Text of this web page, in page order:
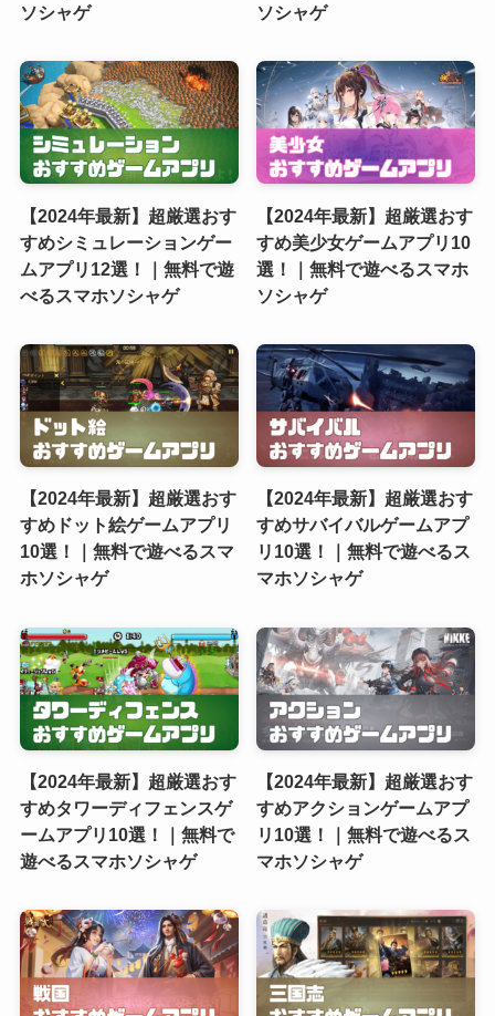
ソシャゲ
ソシャゲ
【2024年最新】超厳選おす
すめシミュレーションゲー
ムアプリ12選！｜無料で遊
べるスマホソシャゲ
【2024年最新】超厳選おす
すめ美少女ゲームアプリ10
選！｜無料で遊べるスマホ
ソシャゲ
【2024年最新】超厳選おす
すめドット絵ゲームアプリ
10選！｜無料で遊べるスマ
ホソシャゲ
【2024年最新】超厳選おす
すめサバイバルゲームアプ
リ10選！｜無料で遊べるス
マホソシャゲ
【2024年最新】超厳選おす
すめタワーディフェンスゲ
ームアプリ10選！｜無料で
遊べるスマホソシャゲ
【2024年最新】超厳選おす
すめアクションゲームアプ
リ10選！｜無料で遊べるス
マホソシャゲ